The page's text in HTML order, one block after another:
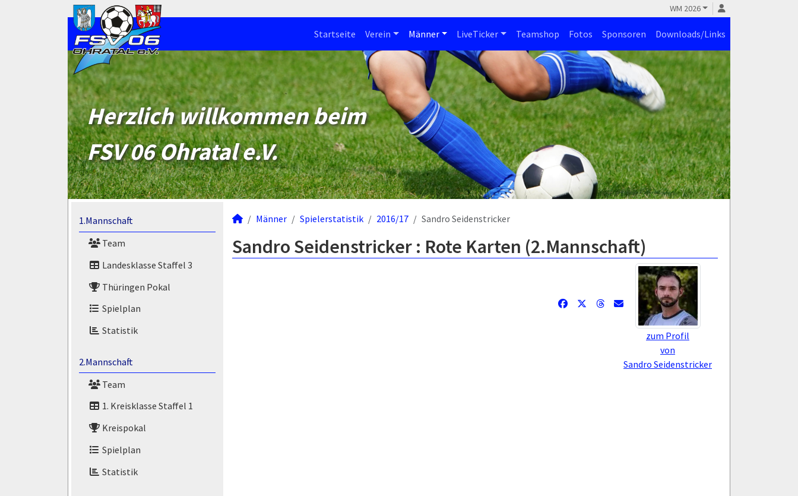
WM 2026
Startseite Verein Männer LiveTicker Teamshop Fotos Sponsoren Downloads/Links
Herzlich willkommen beim
FSV 06 Ohratal e.V.
1.Mannschaft
Team
Landesklasse Staffel 3
Thüringen Pokal
Spielplan
Statistik
2.Mannschaft
Team
1. Kreisklasse Staffel 1
Kreispokal
Spielplan
Statistik
Männer Spielerstatistik 2016/17 Sandro Seidenstricker
Sandro Seidenstricker : Rote Karten (2.Mannschaft)
zum Profil
von
Sandro Seidenstricker